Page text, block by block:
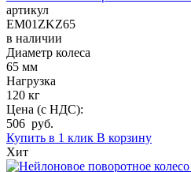
артикул
EM01ZKZ65
в наличии
Диаметр колеса
65 мм
Нагрузка
120 кг
Цена (с НДС):
506 руб.
Купить в 1 клик В корзину
Хит